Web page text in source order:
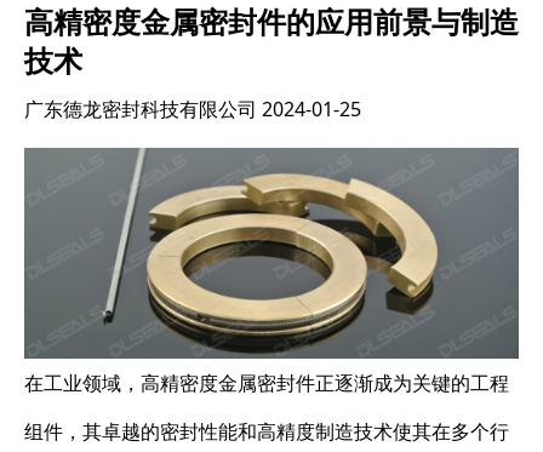
高精密度金属密封件的应用前景与制造
技术
广东德龙密封科技有限公司 2024-01-25
在工业领域，高精密度金属密封件正逐渐成为关键的工程
组件，其卓越的密封性能和高精度制造技术使其在多个行